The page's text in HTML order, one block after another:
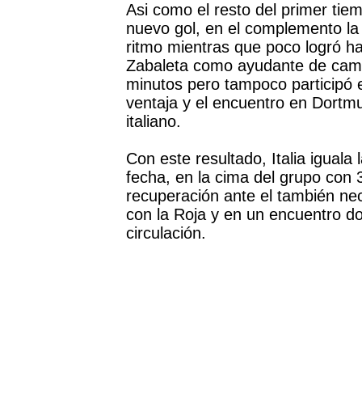
Asi como el resto del primer
nuevo gol, en el complemento
ritmo mientras que poco logró
Zabaleta como ayudante de
minutos pero tampoco participó
ventaja y el encuentro en
italiano.
Con este resultado, Italia iguala
fecha, en la cima del grupo con
recuperación ante el también
con la Roja y en un encuentro
circulación.